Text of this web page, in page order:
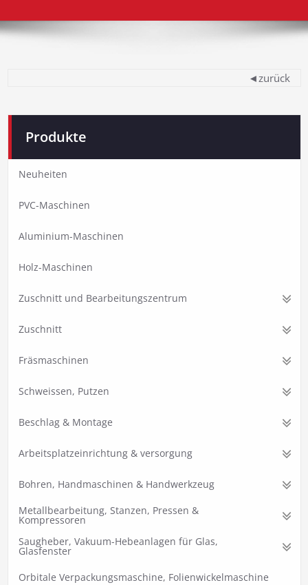
◄zurück
Produkte
Neuheiten
PVC-Maschinen
Aluminium-Maschinen
Holz-Maschinen
Zuschnitt und Bearbeitungszentrum
Zuschnitt
Fräsmaschinen
Schweissen, Putzen
Beschlag & Montage
Arbeitsplatzeinrichtung & versorgung
Bohren, Handmaschinen & Handwerkzeug
Metallbearbeitung, Stanzen, Pressen &
Kompressoren
Saugheber, Vakuum-Hebeanlagen für Glas,
Glasfenster
Orbitale Verpackungsmaschine, Folienwickelmaschine